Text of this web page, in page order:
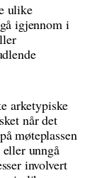
ulike
igjennom i
arketypiske
når det
møteplassen
unngå
involvert